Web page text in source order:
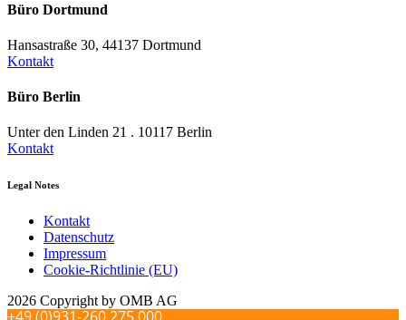
Büro Dortmund
Hansastraße 30, 44137 Dortmund
Kontakt
Büro Berlin
Unter den Linden 21 . 10117 Berlin
Kontakt
Legal Notes
Kontakt
Datenschutz
Impressum
Cookie-Richtlinie (EU)
2026 Copyright by OMB AG